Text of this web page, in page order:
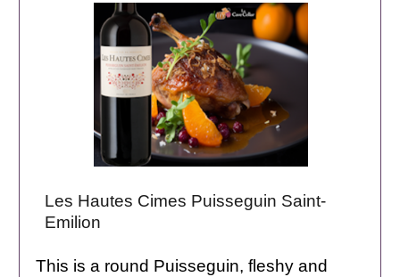
Les Hautes Cimes Puisseguin Saint-
Emilion
This is a round Puisseguin, fleshy and